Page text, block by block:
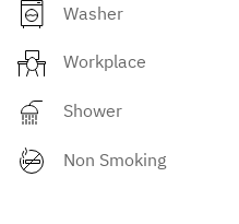
Washer
Workplace
Shower
Non Smoking